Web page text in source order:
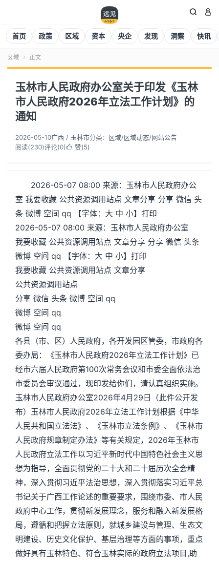
 
首页 政策 区域 资本 央企 发现 洞察 快讯
区域  正文
玉林市人民政府办公室关于印发《玉林
市人民政府2026年立法工作计划》的
通知
2026-05-10广西 / 玉林市分类： 区域/区域动态/网站公告
阅读(230)评论(0) 赞(5)
2026-05-07 08:00 来源：玉林市人民政府办公
室 我要收藏 公共资源调用站点 文章分享 分享 微信 头
条 微博 空间 qq 【字体：大 中 小】打印
2026-05-07 08:00 来源：玉林市人民政府办公室
我要收藏 公共资源调用站点 文章分享 分享 微信 头条
微博 空间 qq 【字体：大 中 小】打印
我要收藏 公共资源调用站点 文章分享
公共资源调用站点
分享 微信 头条 微博 空间 qq
微博 空间 qq
微博 空间 qq
各县（市、区）人民政府，各开发园区管委，市政府各
委办局：《玉林市人民政府2026年立法工作计划》已
经市六届人民政府第100次常务会议和市委全面依法治
市委员会审议通过，现印发给你们，请认真组织实施。
玉林市人民政府办公室2026年4月29日（此件公开发
布）玉林市人民政府2026年立法工作计划根据《中华
人民共和国立法法》、《玉林市立法条例》、《玉林市
人民政府规章制定办法》等有关规定，2026年玉林市
人民政府立法工作以习近平新时代中国特色社会主义思
想为指导，全面贯彻党的二十大和二十届历次全会精
神，深入贯彻习近平法治思想，深入贯彻落实习近平总
书记关于广西工作论述的重要要求，围绕市委、市人民
政府中心工作，贯彻新发展理念，服务和融入新发展格
局，遵循和把握立法原则，就城乡建设与管理、生态文
明建设、历史文化保护、基层治理等方面的事项，重点
做好具有玉林特色、符合玉林实际的政府立法项目,助